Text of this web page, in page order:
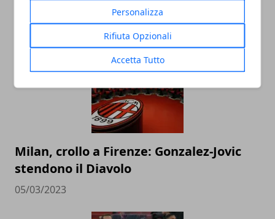
Personalizza
Rifiuta Opzionali
Accetta Tutto
Milan, crollo a Firenze: Gonzalez-Jovic
stendono il Diavolo
05/03/2023